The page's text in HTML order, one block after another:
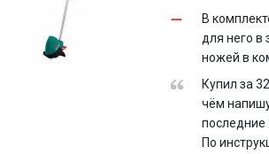
В
для него
ножей в
Купил за
чём
последние
По